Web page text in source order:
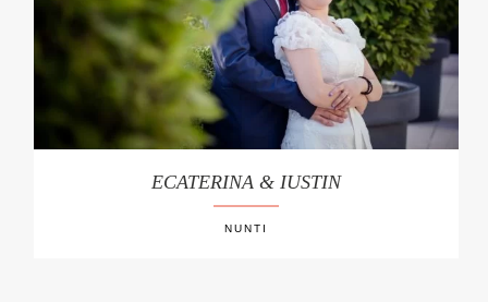
ECATERINA & IUSTIN
NUNTI